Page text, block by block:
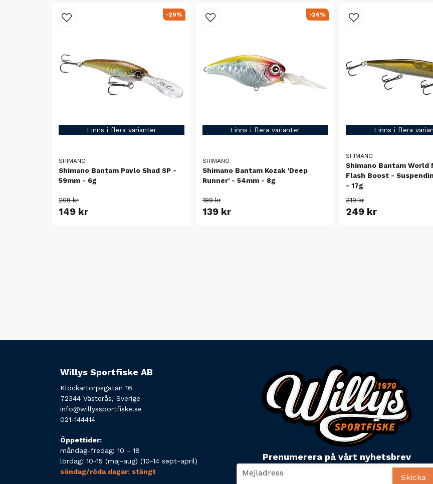
Finns i flera varianter
SHIMANO
Shimano Bantam Pavlo Shad SP -
59mm - 6g
209 kr
149 kr
-29%
Finns i flera varianter
SHIMANO
Shimano Bantam Kozak 'Deep
Runner' - 54mm - 8g
189 kr
139 kr
-26%
Finns i flera
SHIMANO
Shimano Bantam World
Flash Boost -
- 17g
319 kr
249 kr
Willys Sportfiske AB
Klockartorpsgatan 16
72344 Västerås, Sverige
info@willyssportfiske.se
021-144414
Öppettider:
måndag-fredag: 10 - 18
lördag: 10-15 (maj-aug) (10-14 sept-april)
söndag/röda dagar: stängt
Prenumerera på vårt nyhetsbrev
email
Mejladress Skicka